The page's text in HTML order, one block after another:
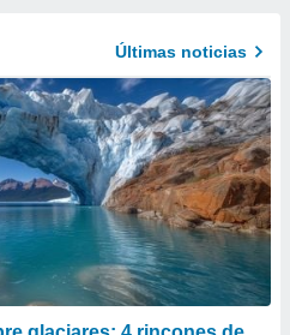
Últimas noticias